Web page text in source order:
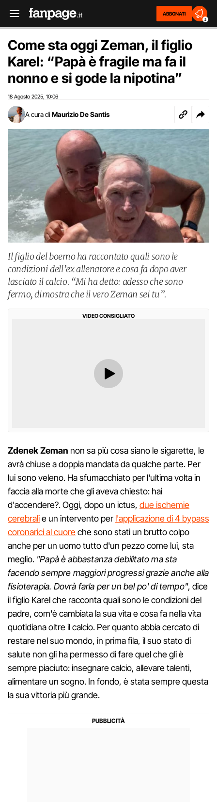
ABBONATI
2
Come sta oggi Zeman, il figlio
Karel: “Papà è fragile ma fa il
nonno e si gode la nipotina”
18 Agosto 2025 10:06
A cura di Maurizio De Santis
Il figlio del boemo ha raccontato quali sono le
condizioni dell’ex allenatore e cosa fa dopo aver
lasciato il calcio. “Mi ha detto: adesso che sono
fermo, dimostra che il vero Zeman sei tu”.
VIDEO CONSIGLIATO
Zdenek Zeman non sa più cosa siano le sigarette, le
avrà chiuse a doppia mandata da qualche parte. Per
lui sono veleno. Ha sfumacchiato per l'ultima volta in
faccia alla morte che gli aveva chiesto: hai
d'accendere?. Oggi, dopo un ictus, due ischemie
cerebralie un intervento per l'applicazione di 4 bypass
coronarici al cuoreche sono stati un brutto colpo
anche per un uomo tutto d'un pezzo come lui, sta
meglio. "Papà è abbastanza debilitato ma sta
facendo sempre maggiori progressi grazie anche alla
fisioterapia. Dovrà farla per un bel po' di tempo", dice
il figlio Karel che racconta quali sono le condizioni del
padre, com'è cambiata la sua vita e cosa fa nella vita
quotidiana oltre il calcio. Per quanto abbia cercato di
restare nel suo mondo, in prima fila, il suo stato di
salute non gli ha permesso di fare quel che gli è
sempre piaciuto: insegnare calcio, allevare talenti,
alimentare un sogno. In fondo, è stata sempre questa
la sua vittoria più grande.